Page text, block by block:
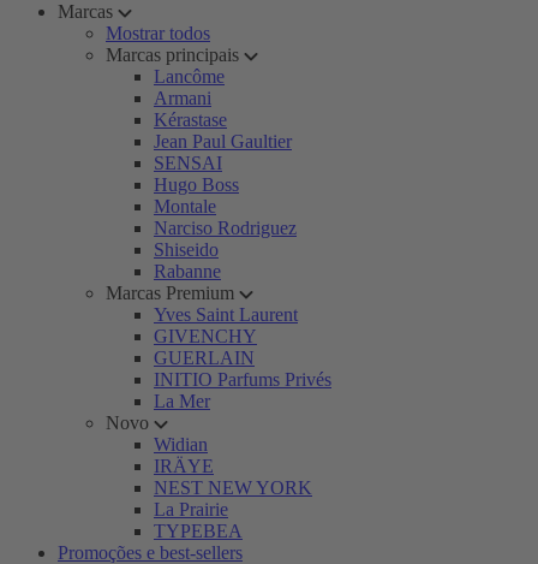
Marcas
Mostrar todos
Marcas principais
Lancôme
Armani
Kérastase
Jean Paul Gaultier
SENSAI
Hugo Boss
Montale
Narciso Rodriguez
Shiseido
Rabanne
Marcas Premium
Yves Saint Laurent
GIVENCHY
GUERLAIN
INITIO Parfums Privés
La Mer
Novo
Widian
IRÄYE
NEST NEW YORK
La Prairie
TYPEBEA
Promoções e best-sellers